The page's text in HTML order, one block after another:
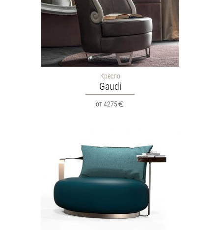
Кресло
Gaudi
от 4275